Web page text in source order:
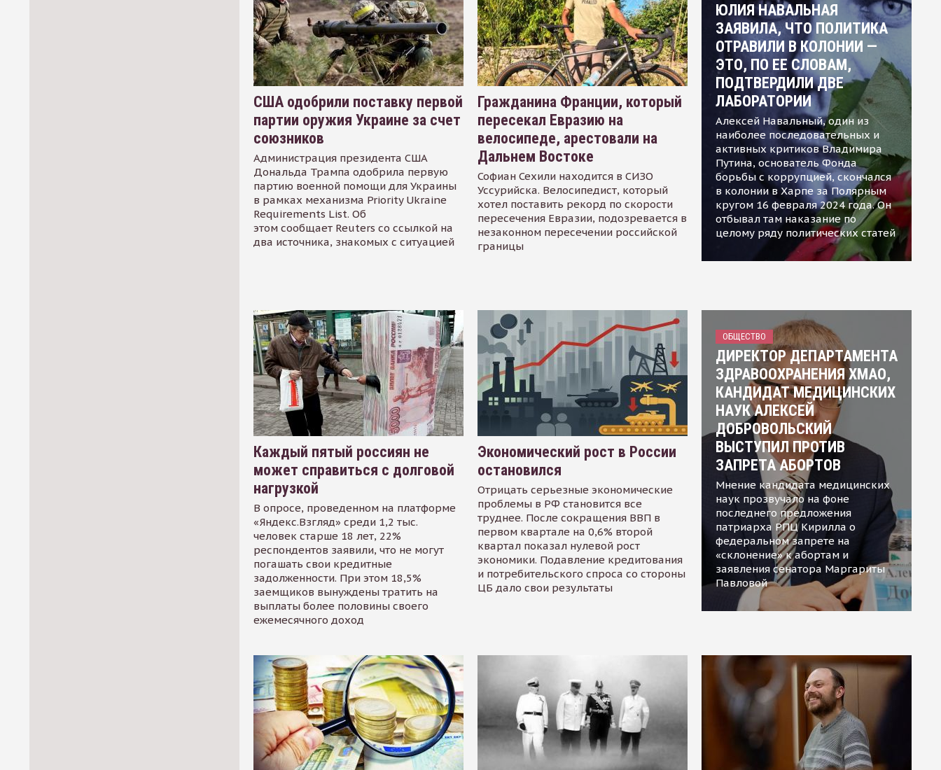
США одобрили поставку первой
партии оружия Украине за счет
союзников
Администрация президента США
Дональда Трампа одобрила первую
партию военной помощи для Украины
в рамках механизма Priority Ukraine
Requirements List. Об
этом сообщает Reuters со ссылкой на
два источника, знакомых с ситуацией
Гражданина Франции, который
пересекал Евразию на
велосипеде, арестовали на
Дальнем Востоке
Софиан Сехили находится в СИЗО
Уссурийска. Велосипедист, который
хотел поставить рекорд по скорости
пересечения Евразии, подозревается в
незаконном пересечении российской
границы
ЮЛИЯ НАВАЛЬНАЯ
ЗАЯВИЛА, ЧТО ПОЛИТИКА
ОТРАВИЛИ В КОЛОНИИ —
ЭТО, ПО ЕЕ СЛОВАМ,
ПОДТВЕРДИЛИ ДВЕ
ЛАБОРАТОРИИ
Алексей Навальный, один из
наиболее последовательных и
активных критиков Владимира
Путина, основатель Фонда
борьбы с коррупцией, скончался
в колонии в Харпе за Полярным
кругом 16 февраля 2024 года. Он
отбывал там наказание по
целому ряду политических статей
Каждый пятый россиян не
может справиться с долговой
нагрузкой
В опросе, проведенном на платформе
«Яндекс.Взгляд» среди 1,2 тыс.
человек старше 18 лет, 22%
респондентов заявили, что не могут
погашать свои кредитные
задолженности. При этом 18,5%
заемщиков вынуждены тратить на
выплаты более половины своего
ежемесячного доход
Экономический рост в России
остановился
Отрицать серьезные экономические
проблемы в РФ становится все
труднее. После сокращения ВВП в
первом квартале на 0,6% второй
квартал показал нулевой рост
экономики. Подавление кредитования
и потребительского спроса со стороны
ЦБ дало свои результаты
ОБЩЕСТВО
ДИРЕКТОР ДЕПАРТАМЕНТА
ЗДРАВООХРАНЕНИЯ ХМАО,
КАНДИДАТ МЕДИЦИНСКИХ
НАУК АЛЕКСЕЙ
ДОБРОВОЛЬСКИЙ
ВЫСТУПИЛ ПРОТИВ
ЗАПРЕТА АБОРТОВ
Мнение кандидата медицинских
наук прозвучало на фоне
последнего предложения
патриарха РПЦ Кирилла о
федеральном запрете на
«склонение» к абортам и
заявления сенатора Маргариты
Павловой